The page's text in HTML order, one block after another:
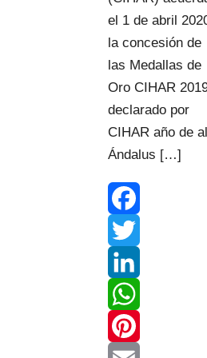
el 1 de abril
la concesión de
las Medallas de
Oro CIHAR
declarado por
CIHAR año de
Ándalus […]
F
a
c
e
T
w
L
W